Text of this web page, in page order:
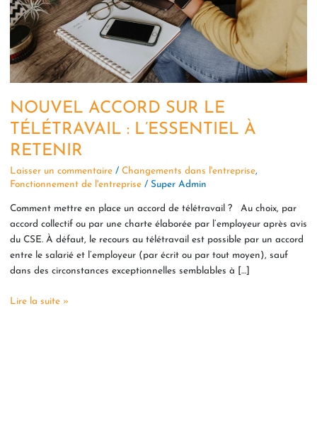
NOUVEL ACCORD SUR LE
TÉLÉTRAVAIL : L’ESSENTIEL À
RETENIR
Laisser un commentaire / Changements dans l'entreprise,
Fonctionnement de l'entreprise/ Super Admin
Comment mettre en place un accord de télétravail ? Au choix, par
accord collectif ou par une charte élaborée par l’employeur après avis
du CSE. À défaut, le recours au télétravail est possible par un accord
entre le salarié et l’employeur (par écrit ou par tout moyen), sauf
dans des circonstances exceptionnelles semblables à […]
RETENIR
Lire la suite »